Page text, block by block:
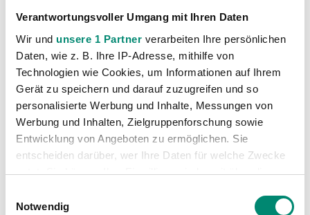
Verantwortungsvoller Umgang mit Ihren Daten
Wir und unsere 1 Partner verarbeiten Ihre persönlichen
Daten, wie z. B. Ihre IP-Adresse, mithilfe von
Technologien wie Cookies, um Informationen auf Ihrem
Gerät zu speichern und darauf zuzugreifen und so
personalisierte Werbung und Inhalte, Messungen von
Werbung und Inhalten, Zielgruppenforschung sowie
Entwicklung von Angeboten zu ermöglichen. Sie
entscheiden darüber, wer Ihre Daten für welche Zwecke
nutzt. Sie können Ihre Einwilligung jederzeit über die
Trigger Symbol ändern oder widerrufen
Notwendig
VORIGER NEWSEINTRAG
Wir sind wieder im Cupfinale!
NÄCHSTER NEWSEINTRAG